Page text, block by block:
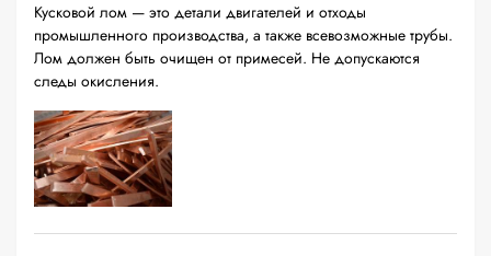
Кусковой лом — это детали двигателей и отходы
промышленного производства, а также всевозможные трубы.
Лом должен быть очищен от примесей. Не допускаются
следы окисления.